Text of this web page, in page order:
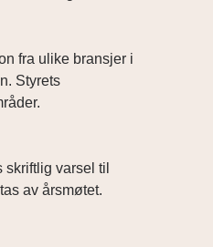
fra ulike bransjer i
Styrets
varsel til
av årsmøtet.